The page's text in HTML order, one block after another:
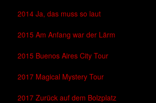
2014 Ja, das muss so laut
2015 Am Anfang war der Lärm
2015 Buenos Aires City Tour
2017 Magical Mystery Tour
2017 Zurück auf dem Bolzplatz